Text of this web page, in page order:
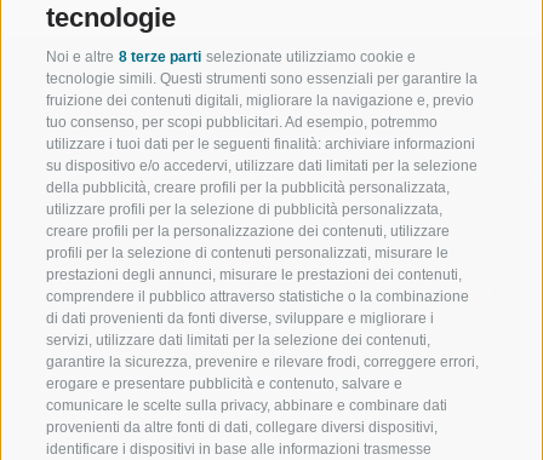
tecnologie
Noi e altre 8 terze parti selezionate utilizziamo cookie e
tecnologie simili. Questi strumenti sono essenziali per garantire la
fruizione dei contenuti digitali, migliorare la navigazione e, previo
tuo consenso, per scopi pubblicitari. Ad esempio, potremmo
utilizzare i tuoi dati per le seguenti finalità: archiviare informazioni
su dispositivo e/o accedervi, utilizzare dati limitati per la selezione
della pubblicità, creare profili per la pubblicità personalizzata,
utilizzare profili per la selezione di pubblicità personalizzata,
creare profili per la personalizzazione dei contenuti, utilizzare
profili per la selezione di contenuti personalizzati, misurare le
prestazioni degli annunci, misurare le prestazioni dei contenuti,
comprendere il pubblico attraverso statistiche o la combinazione
di dati provenienti da fonti diverse, sviluppare e migliorare i
servizi, utilizzare dati limitati per la selezione dei contenuti,
garantire la sicurezza, prevenire e rilevare frodi, correggere errori,
erogare e presentare pubblicità e contenuto, salvare e
comunicare le scelte sulla privacy, abbinare e combinare dati
provenienti da altre fonti di dati, collegare diversi dispositivi,
identificare i dispositivi in base alle informazioni trasmesse
BENVENUTI NELLA REGIONE
TURISTICA DI RACINES
VAL GIOVO
VAL RACINES
VAL RIDANNA
IMPIANTI DI RISALITA
SCUOLA DI SCI RACINES
SPORT E
MOMENTI
SCIARE
ESCURSIONI
ALTA
BIKE
FONDO